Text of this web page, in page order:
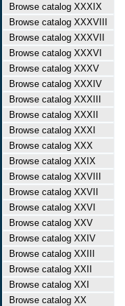
Browse catalog XXXIX
Browse catalog XXXVIII
Browse catalog XXXVII
Browse catalog XXXVI
Browse catalog XXXV
Browse catalog XXXIV
Browse catalog XXXIII
Browse catalog XXXII
Browse catalog XXXI
Browse catalog XXX
Browse catalog XXIX
Browse catalog XXVIII
Browse catalog XXVII
Browse catalog XXVI
Browse catalog XXV
Browse catalog XXIV
Browse catalog XXIII
Browse catalog XXII
Browse catalog XXI
Browse catalog XX